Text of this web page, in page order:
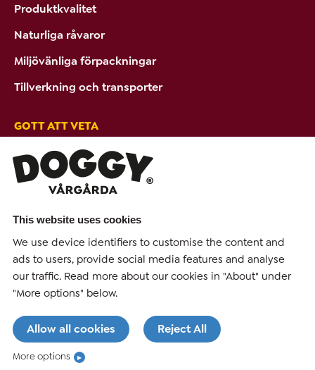
This website uses cookies
We use device identifiers to customise the content and
ads to users, provide social media features and analyse
our traffic. Read more about our cookies in "About" under
"More options" below.
Allow all cookies Reject All
More options
Produktkvalitet
Naturliga råvaror
Miljövänliga förpackningar
Tillverkning och transporter
GOTT ATT VETA
Tips & Råd
Ambassadörer
Hundmat
Hundgodis
FÖLJ DOGGY
© COPYRIGHT 2011-2026 PARTNER IN PET FOOD NORDICS AB